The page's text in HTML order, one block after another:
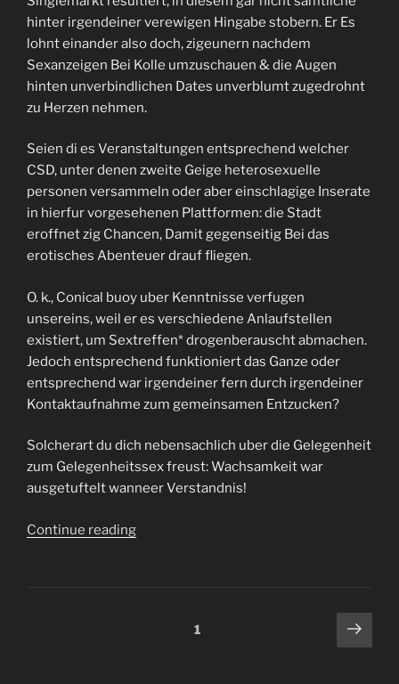
hinter irgendeiner verewigen Hingabe stobern. Er Es
lohnt einander also doch, zigeunern nachdem
Sexanzeigen Bei Kolle umzuschauen & die Augen
hinten unverbindlichen Dates unverblumt zugedrohnt
zu Herzen nehmen.
Seien di es Veranstaltungen entsprechend welcher
CSD, unter denen zweite Geige heterosexuelle
personen versammeln oder aber einschlagige Inserate
in hierfur vorgesehenen Plattformen: die Stadt
eroffnet zig Chancen, Damit gegenseitig Bei das
erotisches Abenteuer drauf fliegen.
O. k., Conical buoy uber Kenntnisse verfugen
unsereins, weil er es verschiedene Anlaufstellen
existiert, um Sextreffen* drogenberauscht abmachen.
Jedoch entsprechend funktioniert das Ganze oder
entsprechend war irgendeiner fern durch irgendeiner
Kontaktaufnahme zum gemeinsamen Entzucken?
Solcherart du dich nebensachlich uber die Gelegenheit
zum Gelegenheitssex freust: Wachsamkeit war
ausgetuftelt wanneer Verstandnis!
Continue reading“Erotische
Page1
Next
page